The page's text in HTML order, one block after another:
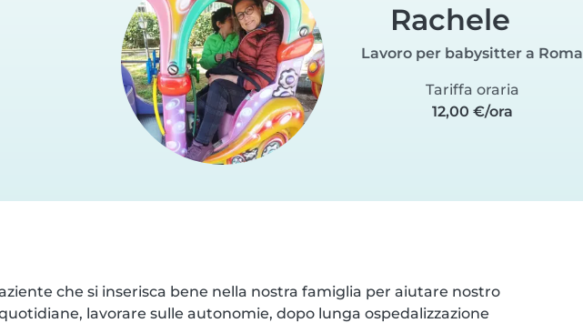
Rachele
Lavoro per babysitter a Roma
Tariffa oraria
12,00 €/ora
che si inserisca bene nella nostra famiglia per aiutare nostro
lavorare sulle autonomie, dopo lunga ospedalizzazione